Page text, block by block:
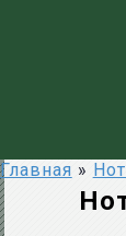
Главная »